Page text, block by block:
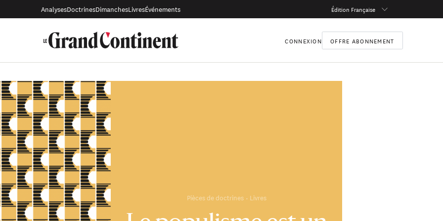
AnalysesDoctrinesDimanchesLivresÉvénements Édition Française
CONNEXION OFFRE ABONNEMENT
Pièces de doctrines Livres